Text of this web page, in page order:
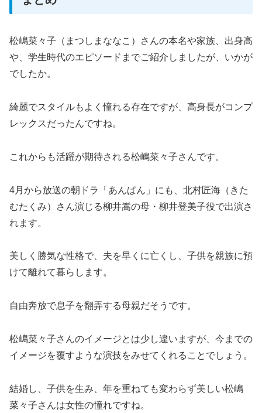
松嶋菜々子（まつしまななこ）さんの本名や家族、出身高
や、学生時代のエピソードまでご紹介しましたが、いかが
でしたか。
綺麗でスタイルもよく憧れる存在ですが、高身長がコンプ
レックスだったんですね。
これからも活躍が期待される松嶋菜々子さんです。
4月から放送の朝ドラ「あんぱん」にも、北村匠海（きた
むたくみ）さん演じる柳井嵩の母・柳井登美子役で出演さ
れます。
美しく勝気な性格で、夫を早くに亡くし、子供を親族に預
けて離れて暮らします。
自由奔放で息子を翻弄する母親だそうです。
松嶋菜々子さんのイメージとは少し違いますが、今までの
イメージを覆すような演技をみせてくれることでしょう。
結婚し、子供を生み、年を重ねても変わらず美しい松嶋
菜々子さんは女性の憧れですね。